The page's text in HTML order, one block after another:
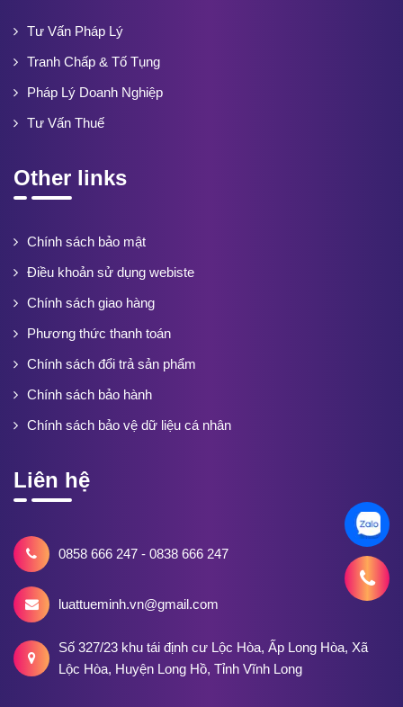
Tư Vấn Pháp Lý
Tranh Chấp & Tố Tụng
Pháp Lý Doanh Nghiệp
Tư Vấn Thuế
Other links
Chính sách bảo mật
Điều khoản sử dụng webiste
Chính sách giao hàng
Phương thức thanh toán
Chính sách đổi trả sản phẩm
Chính sách bảo hành
Chính sách bảo vệ dữ liệu cá nhân
Liên hệ
0858 666 247 - 0838 666 247
luattueminh.vn@gmail.com
Số 327/23 khu tái định cư Lộc Hòa, Ấp Long Hòa, Xã
Lộc Hòa, Huyện Long Hồ, Tỉnh Vĩnh Long